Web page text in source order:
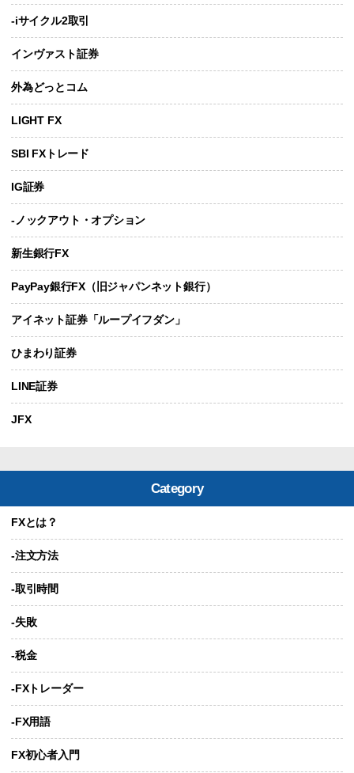
-iサイクル2取引
インヴァスト証券
外為どっとコム
LIGHT FX
SBI FXトレード
IG証券
-ノックアウト・オプション
新生銀行FX
PayPay銀行FX（旧ジャパンネット銀行）
アイネット証券「ループイフダン」
ひまわり証券
LINE証券
JFX
Category
FXとは？
-注文方法
-取引時間
-失敗
-税金
-FXトレーダー
-FX用語
FX初心者入門